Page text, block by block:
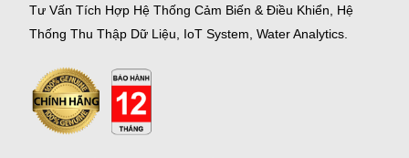
Tư Vấn Tích Hợp Hệ Thống Cảm Biến & Điều Khiển, Hệ
Thống Thu Thập Dữ Liệu, IoT System, Water Analytics.